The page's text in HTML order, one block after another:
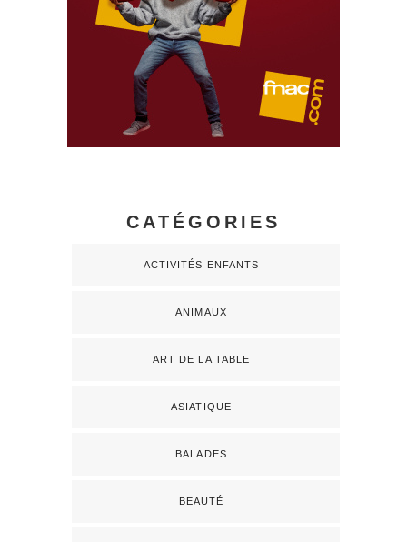
CATÉGORIES
ACTIVITÉS ENFANTS
ANIMAUX
ART DE LA TABLE
ASIATIQUE
BALADES
BEAUTÉ